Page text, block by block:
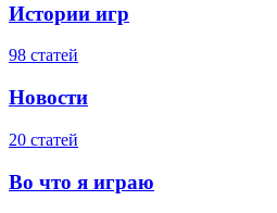
Истории игр
98 статей
Новости
20 статей
Во что я играю